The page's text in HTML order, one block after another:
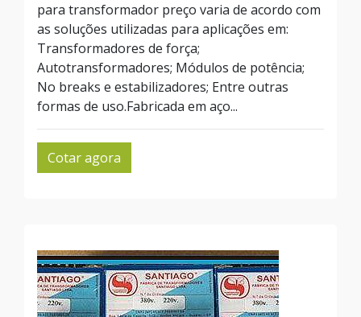
para transformador preço varia de acordo com
as soluções utilizadas para aplicações em:
Transformadores de força;
Autotransformadores; Módulos de potência;
No breaks e estabilizadores; Entre outras
formas de uso.Fabricada em aço...
Cotar agora